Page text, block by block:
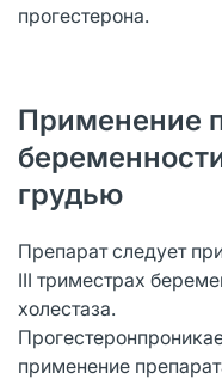
прогестерона.
Применение
грудью
Препарат следует
III триместрах
холестаза.
применение